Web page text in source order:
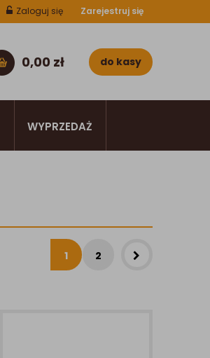
Zaloguj się Zarejestruj się
0,00 zł do kasy
WYPRZEDAŻ
1 2